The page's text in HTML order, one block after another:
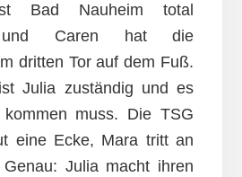
Bad Nauheim total
und Caren hat die
dritten Tor auf dem Fuß.
Julia zuständig und es
muss. Die TSG
eine Ecke, Mara tritt an
Julia macht ihren